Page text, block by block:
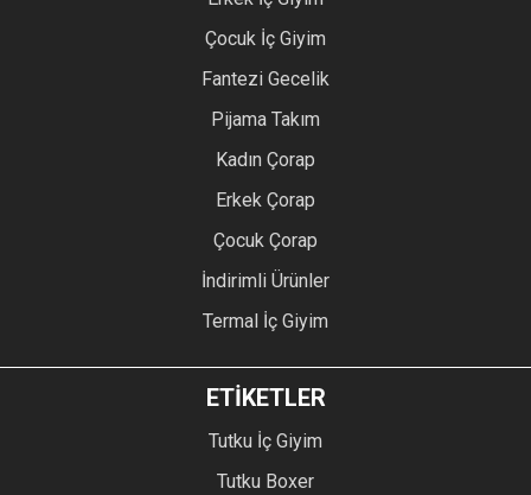
Çocuk İç Giyim
Fantezi Gecelik
Pijama Takım
Kadın Çorap
Erkek Çorap
Çocuk Çorap
İndirimli Ürünler
Termal İç Giyim
ETİKETLER
Tutku İç Giyim
Tutku Boxer